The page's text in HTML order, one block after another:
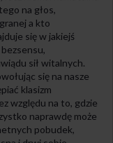
na głos,
a kto
się w jakiejś
sił witalnych.
się na nasze
klasizm
względu na to, gdzie
naprawdę może
pobudek,